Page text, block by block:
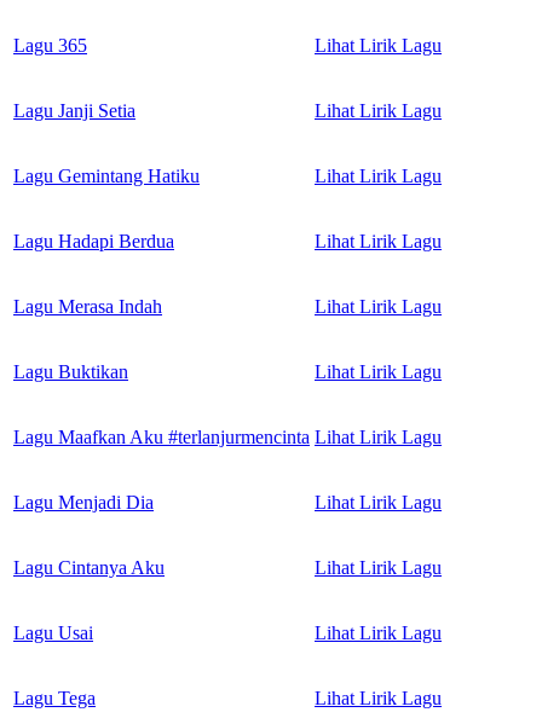
Lagu 365 Lihat Lirik Lagu
Lagu Janji Setia Lihat Lirik Lagu
Lagu Gemintang Hatiku Lihat Lirik Lagu
Lagu Hadapi Berdua Lihat Lirik Lagu
Lagu Merasa Indah Lihat Lirik Lagu
Lagu Buktikan Lihat Lirik Lagu
Lagu Maafkan Aku #terlanjurmencinta Lihat Lirik Lagu
Lagu Menjadi Dia Lihat Lirik Lagu
Lagu Cintanya Aku Lihat Lirik Lagu
Lagu Usai Lihat Lirik Lagu
Lagu Tega Lihat Lirik Lagu